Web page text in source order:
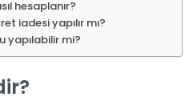
hesaplanır?
iadesi yapılır mı?
yapılabilir mi?